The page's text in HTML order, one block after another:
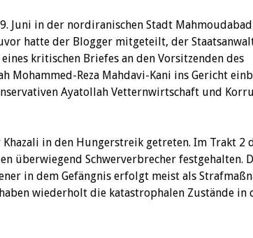
Juni in der nordiranischen Stadt Mahmoudabad
hatte der Blogger mitgeteilt, der
kritischen Briefes an den Vorsitzenden des
Mohammed-Reza Mahdavi-Kani ins Gericht
Ayatollah Vetternwirtschaft und
Khazali in den Hungerstreik getreten. Im Trakt 2
überwiegend Schwerverbrecher festgehalten.
in dem Gefängnis erfolgt meist als
wiederholt die katastrophalen Zustände in